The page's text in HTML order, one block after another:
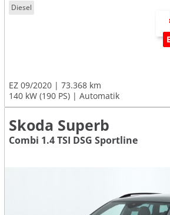
Diesel
EZ 09/2020
73.368 km
140 kW (190 PS)
Automatik
Skoda Superb
Combi 1.4 TSI DSG Sportline